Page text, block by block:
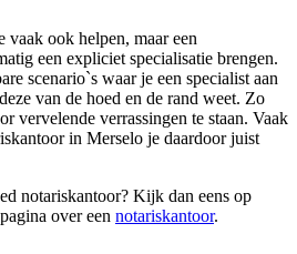
vaak ook helpen, maar een
een expliciet specialisatie brengen.
scenario`s waar je een specialist aan
van de hoed en de rand weet. Zo
vervelende verrassingen te staan. Vaak
in Merselo je daardoor juist
notariskantoor? Kijk dan eens op
over een notariskantoor.